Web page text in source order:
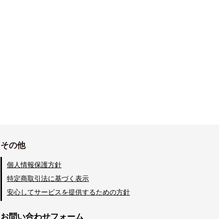
その他
個人情報保護方針
特定商取引法に基づく表示
安心してサービスを提供するための方針
お問い合わせフォーム